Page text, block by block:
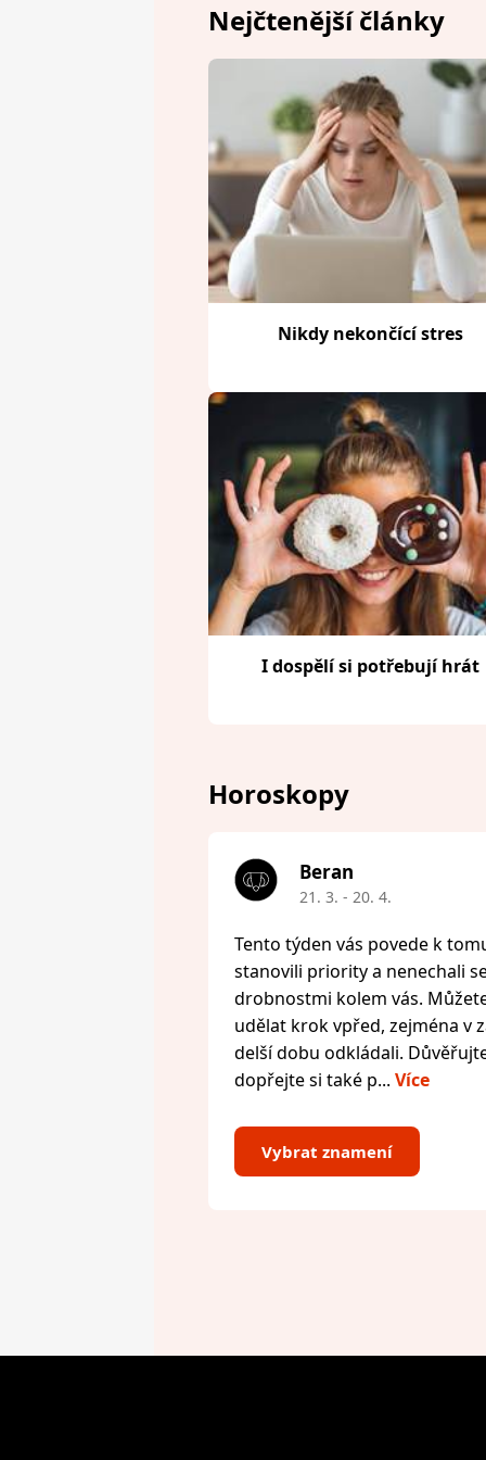
Nejčtenější články
Nikdy nekončící stres
I dospělí si potřebují hrát
Horoskopy
Beran
21. 3. - 20. 4.
Tento týden vás povede k
stanovili priority a nenechali
drobnostmi kolem vás.
udělat krok vpřed, zejména v
delší dobu odkládali.
dopřejte si také p... Více
Vybrat znamení